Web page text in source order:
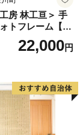
房 林工亘＞ 手
トフレーム【A
22,000円